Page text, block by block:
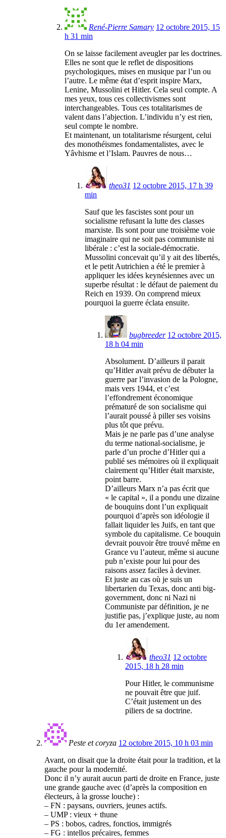
René-Pierre Samary 12 octobre 2015, 15
h 31 min
On se laisse facilement aveugler par les doctrines.
Elles ne sont que le reflet de dispositions
psychologiques, mises en musique par l’un ou
l’autre. Le même état d’esprit inspire Marx,
Lenine, Mussolini et Hitler. Cela seul compte. A
mes yeux, tous ces collectivismes sont
interchangeables. Tous ces totalitarismes de
valent dans l’abjection. L’individu n’y est rien,
seul compte le nombre.
Et maintenant, un totalitarisme résurgent, celui
des monothéismes fondamentalistes, avec le
Yâvhisme et l’Islam. Pauvres de nous…
theo31 12 octobre 2015, 17 h 39
min
Sauf que les fascistes sont pour un
socialisme refusant la lutte des classes
marxiste. Ils sont pour une troisième voie
imaginaire qui ne soit pas communiste ni
libérale : c’est la sociale-démocratie.
Mussolini concevait qu’il y ait des libertés,
et le petit Autrichien a été le premier à
appliquer les idées keynésiennes avec un
superbe résultat : le défaut de paiement du
Reich en 1939. On comprend mieux
pourquoi la guerre éclata ensuite.
bugbreeder 12 octobre 2015,
18 h 04 min
Absolument. D’ailleurs il parait
qu’Hitler avait prévu de débuter la
guerre par l’invasion de la Pologne,
mais vers 1944, et c’est
l’effondrement économique
prématuré de son socialisme qui
l’aurait poussé à piller ses voisins
plus tôt que prévu.
Mais je ne parle pas d’une analyse
du terme national-socialisme, je
parle d’un proche d’Hitler qui a
publié ses mémoires où il expliquait
clairement qu’Hitler était marxiste,
point barre.
D’ailleurs Marx n’a pas écrit que
« le capital », il a pondu une dizaine
de bouquins dont l’un expliquait
pourquoi d’après son idéologie il
fallait liquider les Juifs, en tant que
symbole du capitalisme. Ce bouquin
devrait pouvoir être trouvé même en
Grance vu l’auteur, même si aucune
pub n’existe pour lui pour des
raisons assez faciles à deviner.
Et juste au cas où je suis un
libertarien du Texas, donc anti big-
government, donc ni Nazi ni
Communiste par définition, je ne
justifie pas, j’explique juste, au nom
du 1er amendement.
theo31 12 octobre
2015, 18 h 28 min
Pour Hitler, le communisme
ne pouvait être que juif.
C’était justement un des
piliers de sa doctrine.
Peste et coryza 12 octobre 2015, 10 h 03 min
Avant, on disait que la droite était pour la tradition, et la
gauche pour la modernité.
Donc il n’y aurait aucun parti de droite en France, juste
une grande gauche avec (d’après la composition en
électeurs, à la grosse louche) :
– FN : paysans, ouvriers, jeunes actifs.
– UMP : vieux + thune
– PS : bobos, cadres, fonctios, immigrés
– FG : intellos précaires, femmes